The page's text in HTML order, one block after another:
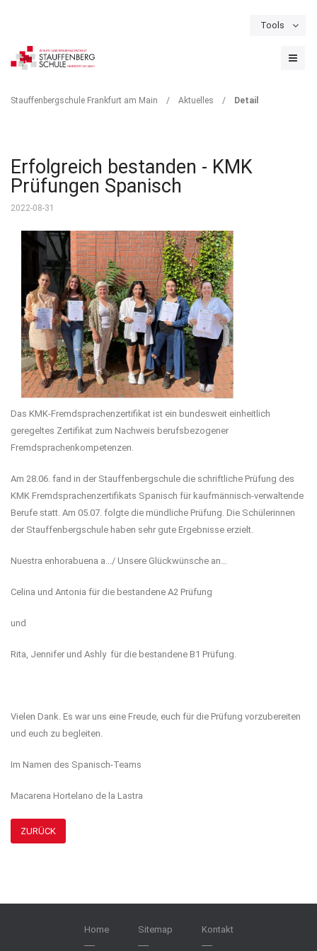
Tools
Schulportal Termine
Stauffenbergschule Frankfurt am Main / Aktuelles / Detail
Erfolgreich bestanden - KMK
Prüfungen Spanisch
2022-08-31
Das KMK-Fremdsprachenzertifikat ist ein bundesweit einheitlich
geregeltes Zertifikat zum Nachweis berufsbezogener
Fremdsprachenkompetenzen.
Am 28.06. fand in der Stauffenbergschule die schriftliche Prüfung des
KMK Fremdsprachenzertifikats Spanisch für kaufmännisch-verwaltende
Berufe statt. Am 05.07. folgte die mündliche Prüfung. Die Schülerinnen
der Stauffenbergschule haben sehr gute Ergebnisse erzielt.
Nuestra enhorabuena a.../ Unsere Glückwünsche an…
Celina und Antonia für die bestandene A2 Prüfung
und
Rita, Jennifer und Ashly für die bestandene B1 Prüfung.
Vielen Dank. Es war uns eine Freude, euch für die Prüfung vorzubereiten
und euch zu begleiten.
Im Namen des Spanisch-Teams
Macarena Hortelano de la Lastra
ZURÜCK
Home Sitemap Kontakt